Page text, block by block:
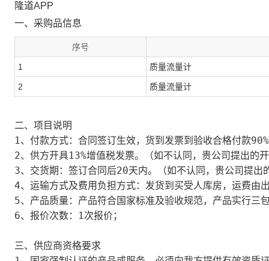
隆道APP
一、采购品信息
序号
1 质量流量计
2 质量流量计
二、项目说明
三、供应商资格要求